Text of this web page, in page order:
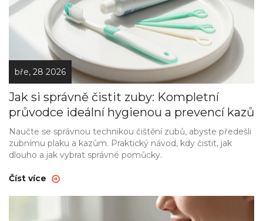
bře, 28 2026
Jak si správně čistit zuby: Kompletní
průvodce ideální hygienou a prevencí kazů
Naučte se správnou technikou čištění zubů, abyste předešli
zubnímu plaku a kazům. Praktický návod, kdy čistit, jak
dlouho a jak vybrat správné pomůcky.
Číst více